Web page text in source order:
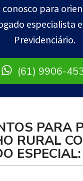
para
especialista
Previdenciário.
(61) 9906-
PARA
RURAL
ESPECIAL: